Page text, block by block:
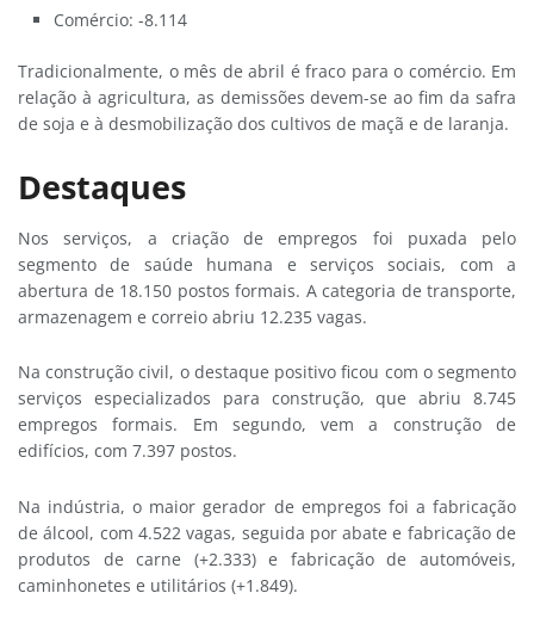
Comércio: -8.114
Tradicionalmente, o mês de abril é fraco para o comércio. Em
relação à agricultura, as demissões devem-se ao fim da safra
de soja e à desmobilização dos cultivos de maçã e de laranja.
Destaques
Nos serviços, a criação de empregos foi puxada pelo
segmento de saúde humana e serviços sociais, com a
abertura de 18.150 postos formais. A categoria de transporte,
armazenagem e correio abriu 12.235 vagas.
Na construção civil, o destaque positivo ficou com o segmento
serviços especializados para construção, que abriu 8.745
empregos formais. Em segundo, vem a construção de
edifícios, com 7.397 postos.
Na indústria, o maior gerador de empregos foi a fabricação
de álcool, com 4.522 vagas, seguida por abate e fabricação de
produtos de carne (+2.333) e fabricação de automóveis,
caminhonetes e utilitários (+1.849).